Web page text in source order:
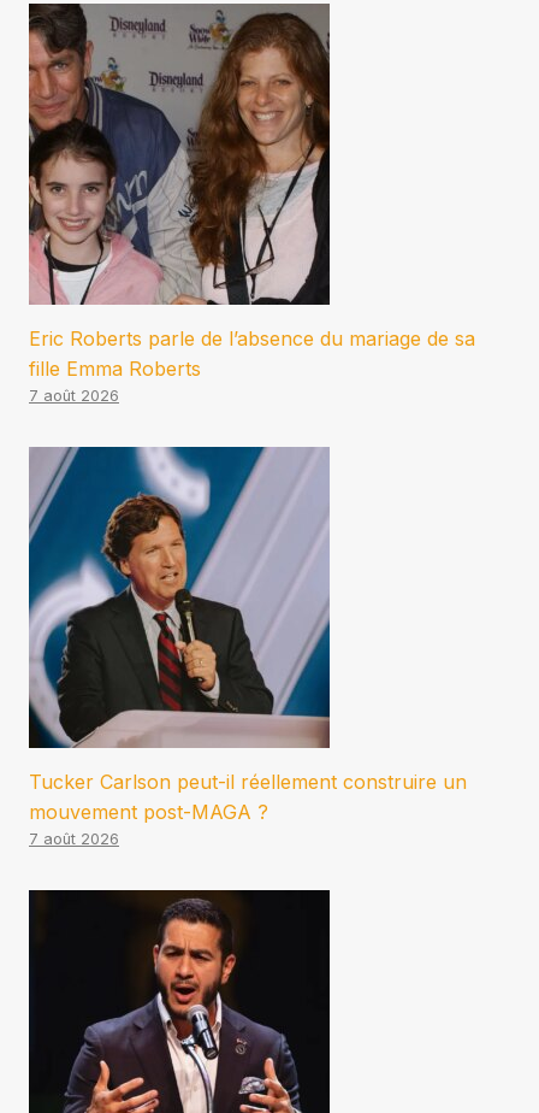
Eric Roberts parle de l’absence du mariage de sa
fille Emma Roberts
7 août 2026
Tucker Carlson peut-il réellement construire un
mouvement post-MAGA ?
7 août 2026